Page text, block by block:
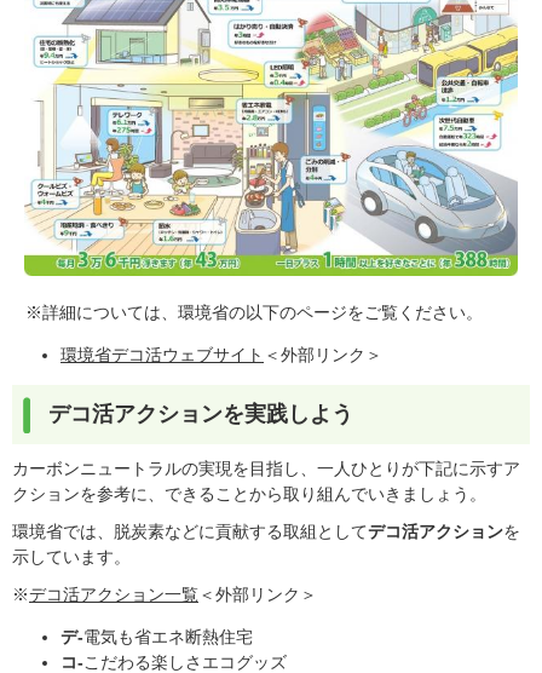
※詳細については、環境省の以下のページをご覧ください。
環境省デコ活ウェブサイト ＜外部リンク＞
デコ活アクションを実践しよう
カーボンニュートラルの実現を目指し、一人ひとりが下記に示すア
クションを参考に、できることから取り組んでいきましょう。
環境省では、脱炭素などに貢献する取組としてデコ活アクションを
示しています。
※デコ活アクション一覧＜外部リンク＞
デ-電気も省エネ断熱住宅
コ-こだわる楽しさエコグッズ